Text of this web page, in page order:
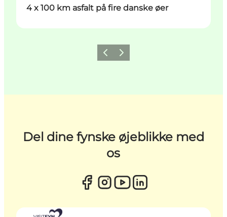
4 x 100 km asfalt på fire danske øer
ForrigeNæste
Del dine fynske øjeblikke med
os